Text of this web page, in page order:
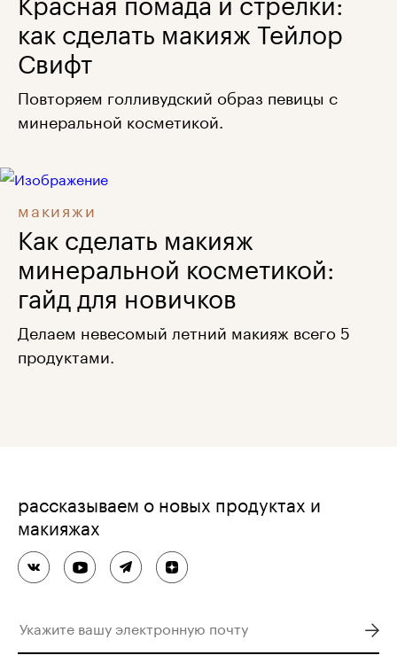
как сделать макияж Тейлор
Свифт
Повторяем голливудский образ певицы с
минеральной косметикой.
макияжи
Как сделать макияж
минеральной косметикой:
гайд для новичков
Делаем невесомый летний макияж всего 5
продуктами.
рассказываем о новых продуктах и
макияжах